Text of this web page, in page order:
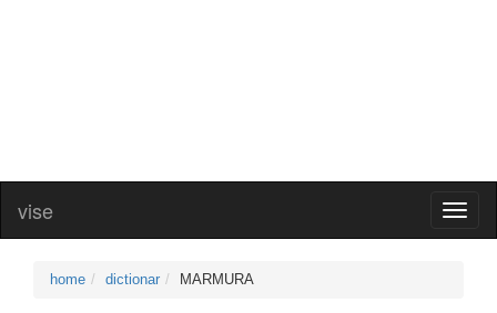
vise
home dictionar MARMURA